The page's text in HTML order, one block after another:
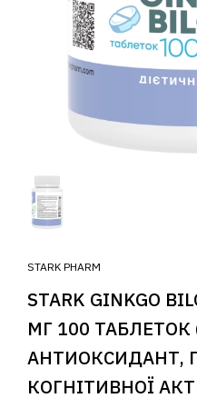
STARK PHARM
STARK GINKGO
МГ 100 ТАБЛЕТОК
АНТИОКСИДАНТ,
КОГНІТИВНОЇ